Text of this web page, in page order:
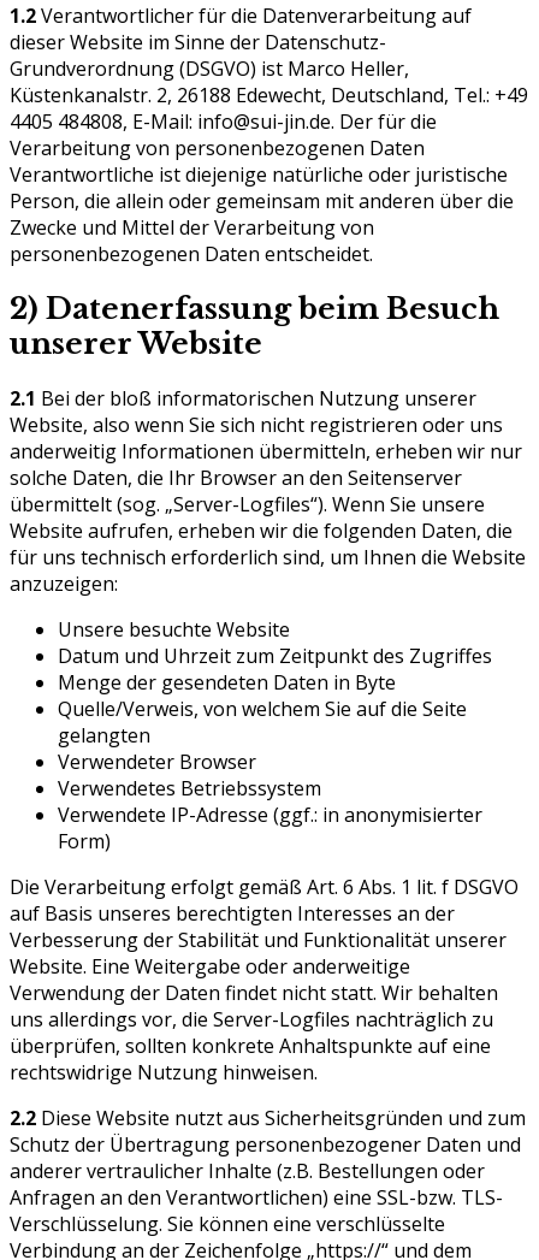
1.2Verantwortlicher für die Datenverarbeitung auf
dieser Website im Sinne der Datenschutz-
Grundverordnung (DSGVO) ist Marco Heller,
Küstenkanalstr. 2, 26188 Edewecht, Deutschland, Tel.: +49
4405 484808, E-Mail: info@sui-jin.de. Der für die
Verarbeitung von personenbezogenen Daten
Verantwortliche ist diejenige natürliche oder juristische
Person, die allein oder gemeinsam mit anderen über die
Zwecke und Mittel der Verarbeitung von
personenbezogenen Daten entscheidet.
2) Datenerfassung beim Besuch
unserer Website
2.1 Bei der bloß informatorischen Nutzung unserer
Website, also wenn Sie sich nicht registrieren oder uns
anderweitig Informationen übermitteln, erheben wir nur
solche Daten, die Ihr Browser an den Seitenserver
übermittelt (sog. „Server-Logfiles“). Wenn Sie unsere
Website aufrufen, erheben wir die folgenden Daten, die
für uns technisch erforderlich sind, um Ihnen die Website
anzuzeigen:
Unsere besuchte Website
Datum und Uhrzeit zum Zeitpunkt des Zugriffes
Menge der gesendeten Daten in Byte
Quelle/Verweis, von welchem Sie auf die Seite
gelangten
Verwendeter Browser
Verwendetes Betriebssystem
Verwendete IP-Adresse (ggf.: in anonymisierter
Form)
Die Verarbeitung erfolgt gemäß Art. 6 Abs. 1 lit. f DSGVO
auf Basis unseres berechtigten Interesses an der
Verbesserung der Stabilität und Funktionalität unserer
Website. Eine Weitergabe oder anderweitige
Verwendung der Daten findet nicht statt. Wir behalten
uns allerdings vor, die Server-Logfiles nachträglich zu
überprüfen, sollten konkrete Anhaltspunkte auf eine
rechtswidrige Nutzung hinweisen.
2.2 Diese Website nutzt aus Sicherheitsgründen und zum
Schutz der Übertragung personenbezogener Daten und
anderer vertraulicher Inhalte (z.B. Bestellungen oder
Anfragen an den Verantwortlichen) eine SSL-bzw. TLS-
Verschlüsselung. Sie können eine verschlüsselte
Verbindung an der Zeichenfolge „https://“ und dem